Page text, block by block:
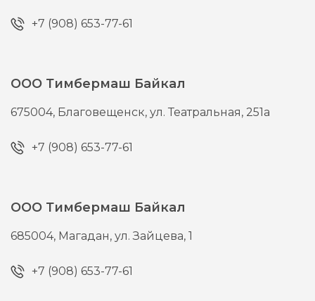
+7 (908) 653-77-61
ООО Тимбермаш Байкал
675004, Благовещенск,ул. Театральная, 251а
+7 (908) 653-77-61
ООО Тимбермаш Байкал
685004, Магадан,ул. Зайцева, 1
+7 (908) 653-77-61